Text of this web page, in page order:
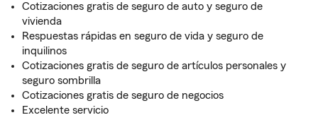
Cotizaciones gratis de seguro de auto y seguro de
vivienda
Respuestas rápidas en seguro de vida y seguro de
inquilinos
Cotizaciones gratis de seguro de artículos personales y
seguro sombrilla
Cotizaciones gratis de seguro de negocios
Excelente servicio